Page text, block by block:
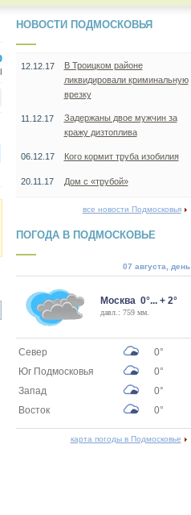
НОВОСТИ ПОДМОСКОВЬЯ
12.12.17
В Троицком районе
ликвидировали криминальную
врезку
11.12.17
Задержаны двое мужчин за
кражу дизтоплива
06.12.17 Кого кормит труба изобилия
20.11.17 Дом с «трубой»
все новости Подмосковья
ПОГОДА В ПОДМОСКОВЬЕ
07 августа, день
Москва 0°... + 2°
давл.: 759 мм.
Север
0°
Юг Подмосковья
0°
Запад
0°
Восток
0°
карта погоды в Подмосковье